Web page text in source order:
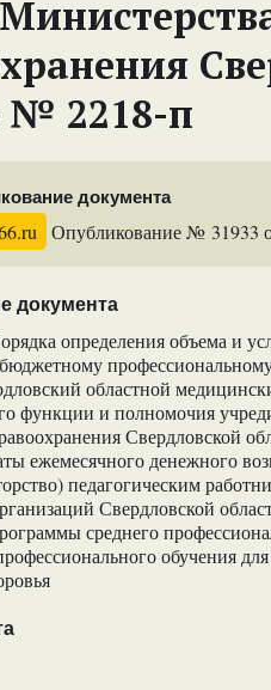
№ 2218-п
документа
Опубликование № 31933
документа
определения объема и
областной
функции и полномочия
Свердловской
ежемесячного денежного
педагогическим
Свердловской
среднего
обучения